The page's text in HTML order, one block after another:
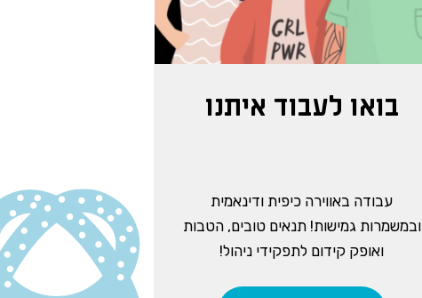
בואו לעבוד איתנו
עבודה באווירה כיפית ודינאמית
ובמשמרות גמישות! תנאים טובים, הטבות
ואופק קידום לתפקידי ניהול!